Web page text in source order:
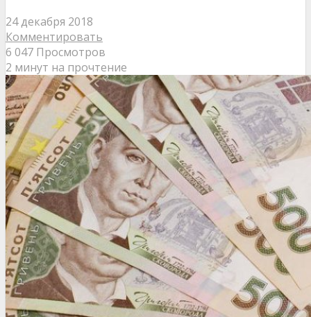
24 декабря 2018
Комментировать
6 047 Просмотров
2 минут на прочтение